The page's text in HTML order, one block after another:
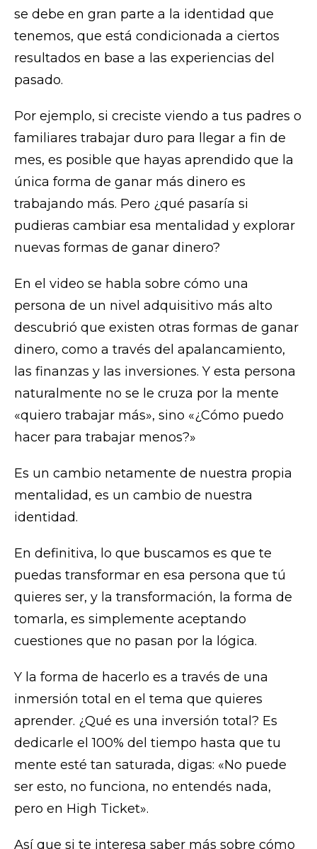
se debe en gran parte a la identidad que
tenemos, que está condicionada a ciertos
resultados en base a las experiencias del
pasado.
Por ejemplo, si creciste viendo a tus padres o
familiares trabajar duro para llegar a fin de
mes, es posible que hayas aprendido que la
única forma de ganar más dinero es
trabajando más. Pero ¿qué pasaría si
pudieras cambiar esa mentalidad y explorar
nuevas formas de ganar dinero?
En el video se habla sobre cómo una
persona de un nivel adquisitivo más alto
descubrió que existen otras formas de ganar
dinero, como a través del apalancamiento,
las finanzas y las inversiones. Y esta persona
naturalmente no se le cruza por la mente
«quiero trabajar más», sino «¿Cómo puedo
hacer para trabajar menos?»
Es un cambio netamente de nuestra propia
mentalidad, es un cambio de nuestra
identidad.
En definitiva, lo que buscamos es que te
puedas transformar en esa persona que tú
quieres ser, y la transformación, la forma de
tomarla, es simplemente aceptando
cuestiones que no pasan por la lógica.
Y la forma de hacerlo es a través de una
inmersión total en el tema que quieres
aprender. ¿Qué es una inversión total? Es
dedicarle el 100% del tiempo hasta que tu
mente esté tan saturada, digas: «No puede
ser esto, no funciona, no entendés nada,
pero en High Ticket».
Así que si te interesa saber más sobre cómo